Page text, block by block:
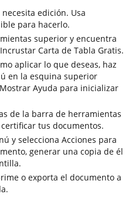
edición. Usa
para hacerlo.
superior y encuentra
Carta de Tabla Gratis.
aplicar lo que deseas, haz
en la esquina superior
Ayuda para inicializar
de la barra de herramientas
tus documentos.
y selecciona Acciones para
generar una copia de él
o exporta el documento a